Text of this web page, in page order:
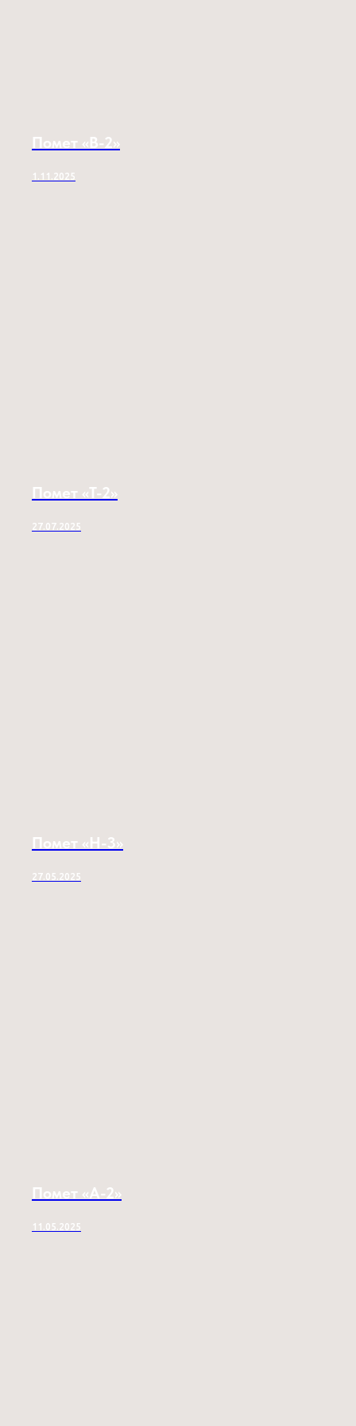
Помет «B-2»
1.11.2025
Помет «T-2»
27.07.2025
Помет «H-3»
27.05.2025
Помет «A-2»
11.05.2025